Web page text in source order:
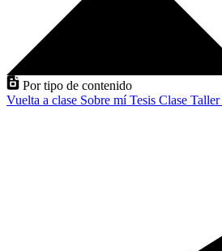
Por tipo de contenido
Vuelta a clase Sobre míTesis Clase Taller